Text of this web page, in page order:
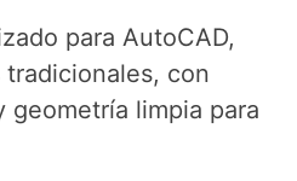
para AutoCAD,
con
geometría limpia para